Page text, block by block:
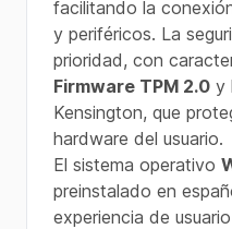
facilitando la
y periféricos. La
prioridad, con
Firmware TPM 2.0 y
Kensington, que
hardware del usuario.
El sistema operativo
preinstalado en
experiencia de